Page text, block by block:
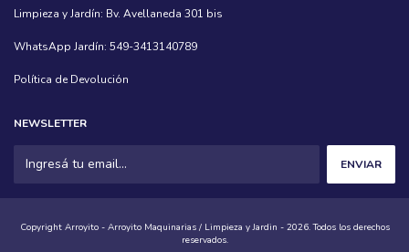
Limpieza y Jardín: Bv. Avellaneda 301 bis
WhatsApp Jardín: 549-3413140789
Política de Devolución
NEWSLETTER
Copyright Arroyito - Arroyito Maquinarias / Limpieza y Jardin - 2026. Todos los derechos
reservados.